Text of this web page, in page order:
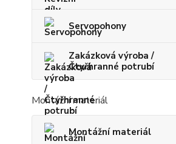
Servopohony
Zakázková výroba /
Čtyřhranné potrubí
Montážní materiál
Montážní materiál